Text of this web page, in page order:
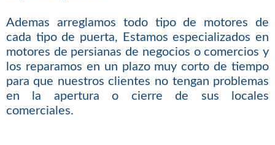
Ademas arreglamos todo tipo de motores de
cada tipo de puerta, Estamos especializados en
motores de persianas de negocios o comercios y
los reparamos en un plazo muy corto de tiempo
para que nuestros clientes no tengan problemas
en la apertura o cierre de sus locales
comerciales.